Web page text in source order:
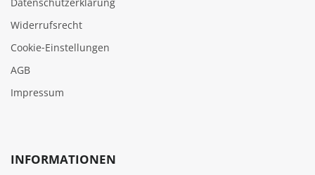
Datenschutzerklärung
Widerrufsrecht
Cookie‑Einstellungen
AGB
Impressum
INFORMATIONEN